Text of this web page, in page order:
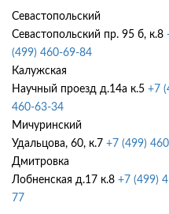
Севастопольский
Севастопольский пр. 95 б, к.8
(499) 460-69-84
Калужская
Научный проезд д.14а к.5 +7
460-63-34
Мичуринский
Удальцова, 60, к.7 +7 (499)
Дмитровка
Лобненская д.17 к.8 +7 (499)
77